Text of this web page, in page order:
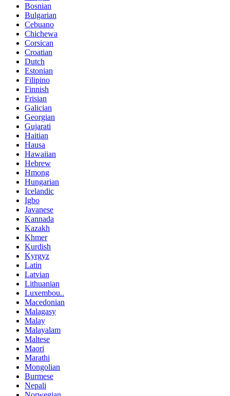
Bosnian
Bulgarian
Cebuano
Chichewa
Corsican
Croatian
Dutch
Estonian
Filipino
Finnish
Frisian
Galician
Georgian
Gujarati
Haitian
Hausa
Hawaiian
Hebrew
Hmong
Hungarian
Icelandic
Igbo
Javanese
Kannada
Kazakh
Khmer
Kurdish
Kyrgyz
Latin
Latvian
Lithuanian
Luxembou..
Macedonian
Malagasy
Malay
Malayalam
Maltese
Maori
Marathi
Mongolian
Burmese
Nepali